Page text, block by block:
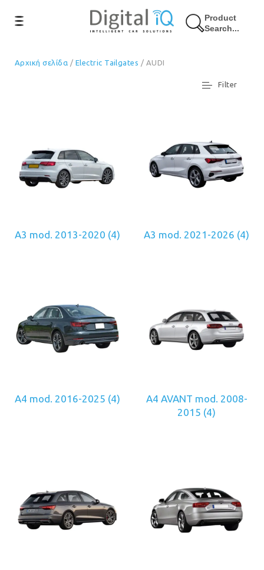
Product
Search...
Αρχική σελίδα / Electric Tailgates / AUDI
Filter
A3 mod. 2013-2020 (4) A3 mod. 2021-2026 (4)
A4 mod. 2016-2025 (4)
A4 AVANT mod. 2008-
2015 (4)